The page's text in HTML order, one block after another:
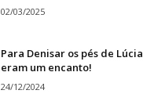
02/03/2025
Para Denisar os pés de Lúcia
eram um encanto!
24/12/2024